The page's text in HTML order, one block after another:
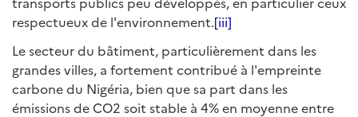
respectueux de l'environnement.[iii]
Le secteur du bâtiment, particulièrement dans les
grandes villes, a fortement contribué à l'empreinte
carbone du Nigéria, bien que sa part dans les
émissions de CO2 soit stable à 4% en moyenne entre